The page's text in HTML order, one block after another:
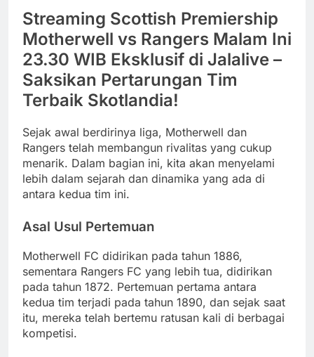
Streaming Scottish Premiership
Motherwell vs Rangers Malam Ini
23.30 WIB Eksklusif di Jalalive –
Saksikan Pertarungan Tim
Terbaik Skotlandia!
Sejak awal berdirinya liga, Motherwell dan
Rangers telah membangun rivalitas yang cukup
menarik. Dalam bagian ini, kita akan menyelami
lebih dalam sejarah dan dinamika yang ada di
antara kedua tim ini.
Asal Usul Pertemuan
Motherwell FC didirikan pada tahun 1886,
sementara Rangers FC yang lebih tua, didirikan
pada tahun 1872. Pertemuan pertama antara
kedua tim terjadi pada tahun 1890, dan sejak saat
itu, mereka telah bertemu ratusan kali di berbagai
kompetisi.